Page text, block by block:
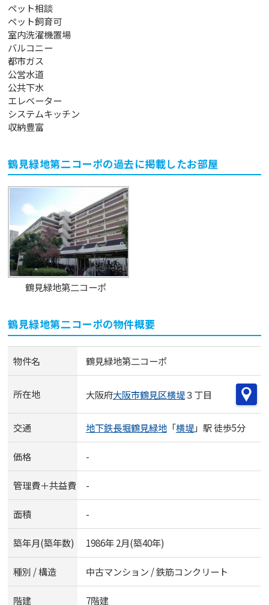
ペット相談
ペット飼育可
室内洗濯機置場
バルコニー
都市ガス
公営水道
公共下水
エレベーター
システムキッチン
収納豊富
鶴見緑地第二コーポの過去に掲載したお部屋
鶴見緑地第二コーポ
鶴見緑地第二コーポの物件概要
物件名 鶴見緑地第二コーポ
所在地 大阪府大阪市鶴見区横堤３丁目
交通 地下鉄長堀鶴見緑地「横堤」駅 徒歩5分
価格 -
管理費＋共益費 -
面積 -
築年月(築年数) 1986年 2月(築40年)
種別 / 構造 中古マンション / 鉄筋コンクリート
階建 7階建